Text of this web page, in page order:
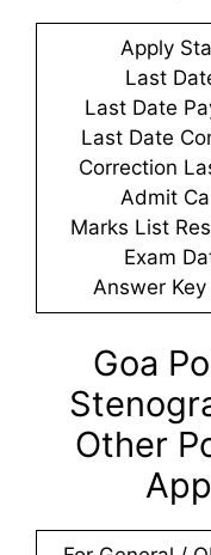
Apply
Last
Last Date
Last Date
Correction
Admit
Marks List
Exam
Answer
Goa
Other